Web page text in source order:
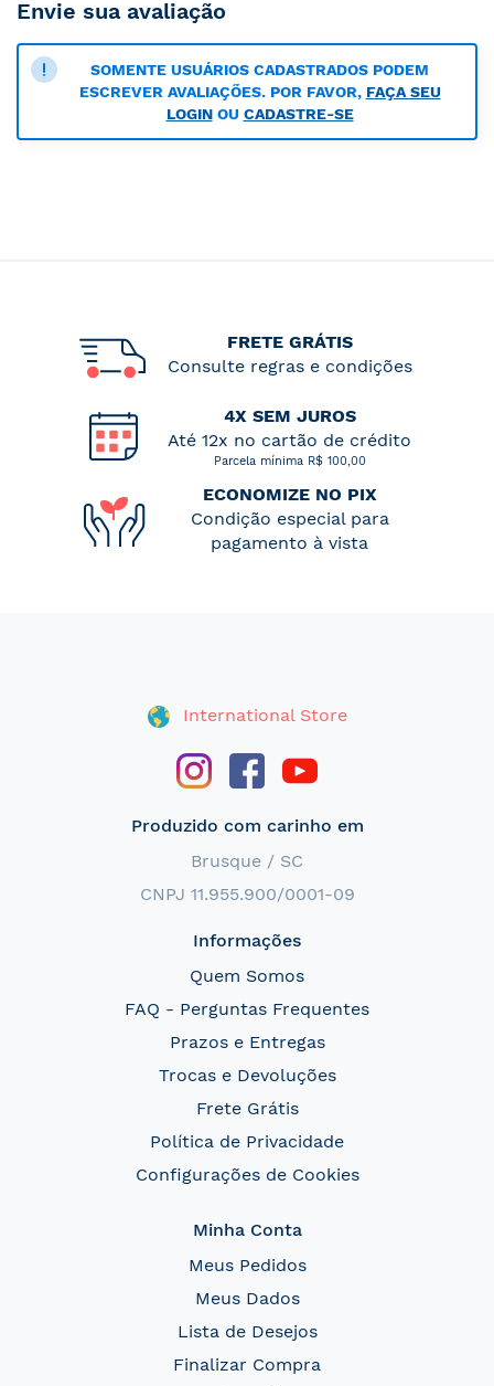
Envie sua avaliação
SOMENTE USUÁRIOS CADASTRADOS PODEM
ESCREVER AVALIAÇÕES. POR FAVOR, FAÇA SEU
LOGINOU CADASTRE-SE
FRETE GRÁTIS
Consulte regras e condições
4X SEM JUROS
Até 12x no cartão de crédito
Parcela mínima R$ 100,00
ECONOMIZE NO PIX
Condição especial para
pagamento à vista
International Store
Produzido com carinho em
Brusque / SC
CNPJ 11.955.900/0001-09
Informações
Quem Somos
FAQ - Perguntas Frequentes
Prazos e Entregas
Trocas e Devoluções
Frete Grátis
Política de Privacidade
Configurações de Cookies
Minha Conta
Meus Pedidos
Meus Dados
Lista de Desejos
Finalizar Compra